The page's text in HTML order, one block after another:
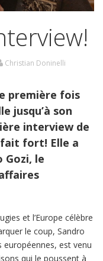
Christian Doninelli
première fois
jusqu’à son
interview de
fort! Elle a
Gozi, le
et l’Europe célèbre
le coup, Sandro
européennes, est venu
qui le poussent à